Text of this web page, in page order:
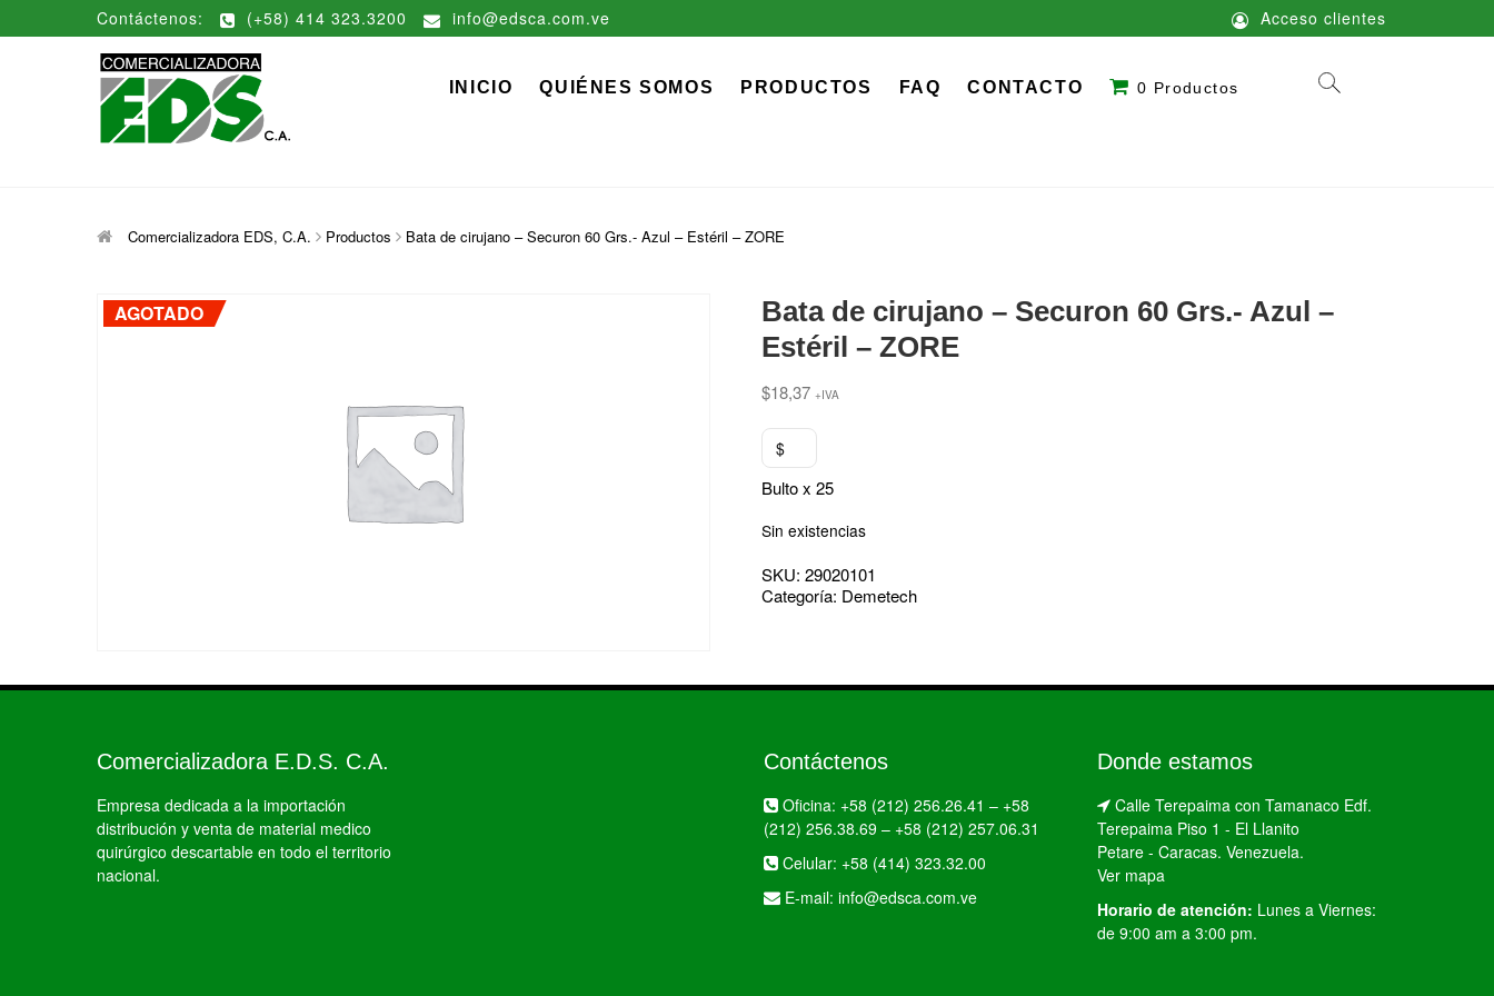
Contáctenos: (+58) 414 323.3200 info@edsca.com.ve Acceso clientes
Comercializadora EDS, C.A.
INICIO QUIÉNES SOMOS PRODUCTOS FAQ CONTACTO 0 Productos
Comercializadora EDS, C.A. Productos Bata de cirujano – Securon 60 Grs.- Azul – Estéril – ZORE
AGOTADO
Bata de cirujano – Securon 60 Grs.- Azul –
Estéril – ZORE
$18,37 +IVA
$
Bulto x 25
Sin existencias
SKU: 29020101
Categoría: Demetech
Comercializadora E.D.S. C.A.
Empresa dedicada a la importación
distribución y venta de material medico
quirúrgico descartable en todo el territorio
nacional.
Contáctenos
Oficina: +58 (212) 256.26.41 – +58
(212) 256.38.69 – +58 (212) 257.06.31
Celular: +58 (414) 323.32.00
E-mail: info@edsca.com.ve
Donde estamos
Calle Terepaima con Tamanaco Edf.
Terepaima Piso 1 - El Llanito
Petare - Caracas. Venezuela.
Ver mapa
Horario de atención: Lunes a Viernes:
de 9:00 am a 3:00 pm.